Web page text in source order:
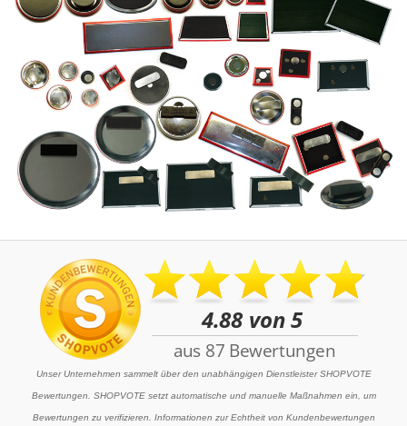
Unser Unternehmen sammelt über den unabhängigen Dienstleister SHOPVOTE
Bewertungen. SHOPVOTE setzt automatische und manuelle Maßnahmen ein, um
Bewertungen zu verifizieren. Informationen zur Echtheit von Kundenbewertungen